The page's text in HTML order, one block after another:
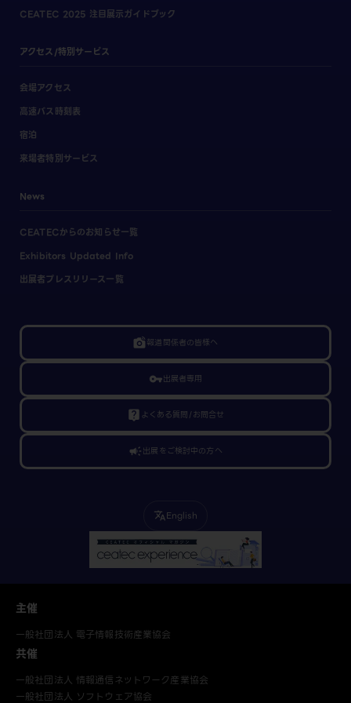
CEATEC 2025 注目展示ガイドブック
アクセス/特別サービス
会場アクセス
高速バス時刻表
宿泊
来場者特別サービス
News
CEATECからのお知らせ一覧
Exhibitors Updated Info
出展者プレスリリース一覧
linked_camera報道関係者の皆様へ
vpn_key出展者専用
live_help よくある質問/お問合せ
campaign出展をご検討中の方へ
translateEnglish
主催
一般社団法人 電子情報技術産業協会
共催
一般社団法人 情報通信ネットワーク産業協会
一般社団法人 ソフトウェア協会